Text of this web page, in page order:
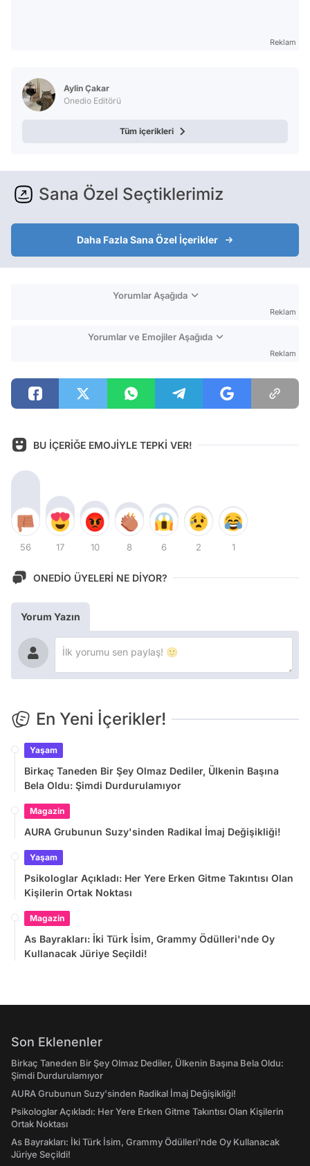
Reklam
Aylin Çakar
Onedio Editörü
Tüm içerikleri
Sana Özel Seçtiklerimiz
Daha Fazla Sana Özel İçerikler
Yorumlar Aşağıda
Reklam
Yorumlar ve Emojiler Aşağıda
Reklam
BU İÇERİĞE EMOJİYLE TEPKİ VER!
56 17 10 8 6 2 1
ONEDİO ÜYELERİ NE DİYOR?
Yorum Yazın
En Yeni İçerikler!
Yaşam
Birkaç Taneden Bir Şey Olmaz Dediler, Ülkenin Başına
Bela Oldu: Şimdi Durdurulamıyor
Magazin
AURA Grubunun Suzy'sinden Radikal İmaj Değişikliği!
Yaşam
Psikologlar Açıkladı: Her Yere Erken Gitme Takıntısı Olan
Kişilerin Ortak Noktası
Magazin
As Bayrakları: İki Türk İsim, Grammy Ödülleri'nde Oy
Kullanacak Jüriye Seçildi!
Son Eklenenler
Birkaç Taneden Bir Şey Olmaz Dediler, Ülkenin Başına Bela Oldu:
Şimdi Durdurulamıyor
AURA Grubunun Suzy'sinden Radikal İmaj Değişikliği!
Psikologlar Açıkladı: Her Yere Erken Gitme Takıntısı Olan Kişilerin
Ortak Noktası
As Bayrakları: İki Türk İsim, Grammy Ödülleri'nde Oy Kullanacak
Jüriye Seçildi!